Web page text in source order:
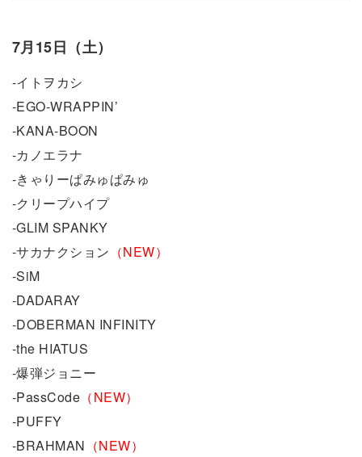
7月15日（土）
-イトヲカシ
-EGO-WRAPPIN’
-KANA-BOON
-カノエラナ
-きゃりーぱみゅぱみゅ
-クリープハイプ
-GLIM SPANKY
-サカナクション （NEW）
-SiM
-DADARAY
-DOBERMAN INFINITY
-the HIATUS
-爆弾ジョニー
-PassCode （NEW）
-PUFFY
-BRAHMAN （NEW）